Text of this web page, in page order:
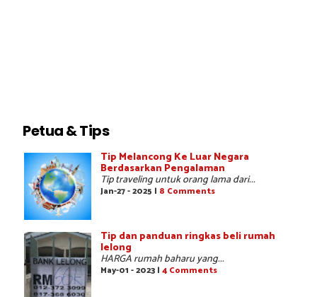
Petua & Tips
Tip Melancong Ke Luar Negara
Berdasarkan Pengalaman
Tip traveling untuk orang lama dari...
Jan-27 - 2025 | 8 Comments
Tip dan panduan ringkas beli rumah
lelong
HARGA rumah baharu yang...
May-01 - 2023 | 4 Comments